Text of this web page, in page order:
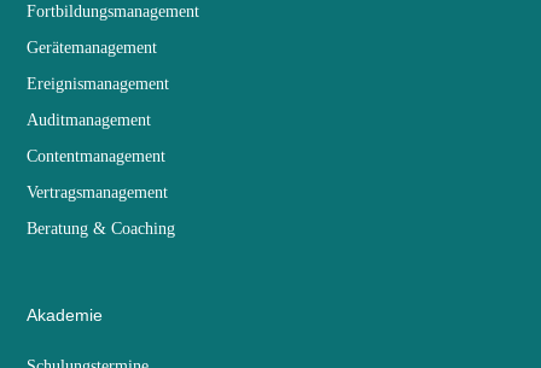
Fortbildungsmanagement
Gerätemanagement
Ereignismanagement
Auditmanagement
Contentmanagement
Vertragsmanagement
Beratung & Coaching
Akademie